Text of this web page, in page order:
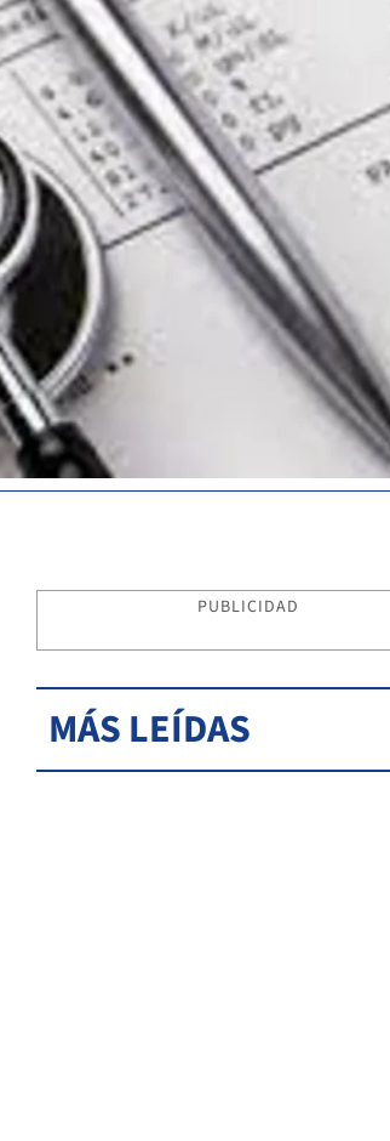
PUBLICIDAD
MÁS LEÍDAS